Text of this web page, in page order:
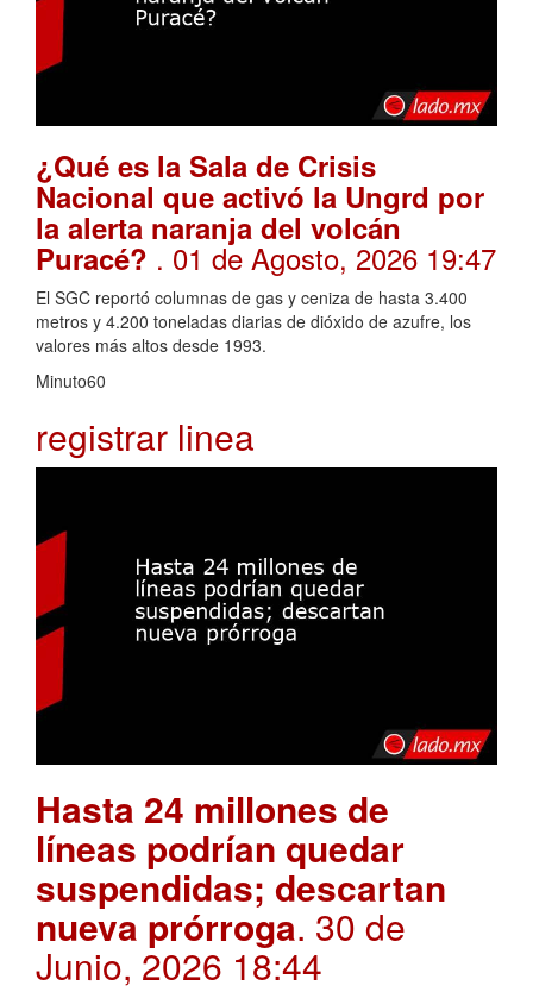
¿Qué es la Sala de Crisis
Nacional que activó la Ungrd por
la alerta naranja del volcán
Puracé? . 01 de Agosto, 2026 19:47
El SGC reportó columnas de gas y ceniza de hasta 3.400
metros y 4.200 toneladas diarias de dióxido de azufre, los
valores más altos desde 1993.
Minuto60
registrar linea
Hasta 24 millones de
líneas podrían quedar
suspendidas; descartan
nueva prórroga. 30 de
Junio, 2026 18:44